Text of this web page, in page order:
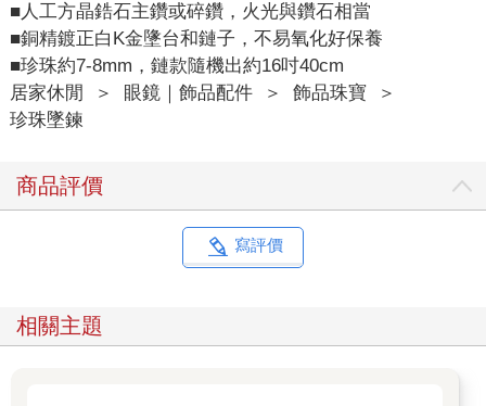
■人工方晶鋯石主鑽或碎鑽，火光與鑽石相當
■銅精鍍正白K金墬台和鏈子，不易氧化好保養
■珍珠約7-8mm，鏈款隨機出約16吋40cm
居家休閒
＞ 眼鏡｜飾品配件 ＞ 飾品珠寶
＞
珍珠墜鍊
商品評價
寫評價
相關主題